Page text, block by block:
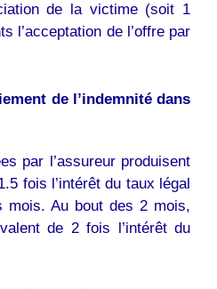
de la victime (soit 1
l’acceptation de l’offre par
de l’indemnité dans
par l’assureur produisent
fois l’intérêt du taux légal
mois. Au bout des 2 mois,
de 2 fois l’intérêt du